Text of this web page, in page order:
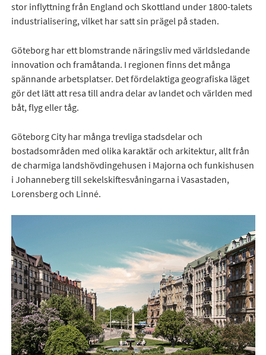
stor inflyttning från England och Skottland under 1800-talets
industrialisering, vilket har satt sin prägel på staden.
Göteborg har ett blomstrande näringsliv med världsledande
innovation och framåtanda. I regionen finns det många
spännande arbetsplatser. Det fördelaktiga geografiska läget
gör det lätt att resa till andra delar av landet och världen med
båt, flyg eller tåg.
Göteborg City har många trevliga stadsdelar och
bostadsområden med olika karaktär och arkitektur, allt från
de charmiga landshövdingehusen i Majorna och funkishusen
i Johanneberg till sekelskiftesvåningarna i Vasastaden,
Lorensberg och Linné.